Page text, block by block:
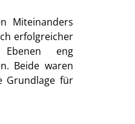
Miteinanders
erfolgreicher
eng
Beide waren
Grundlage für